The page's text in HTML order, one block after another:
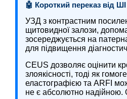
🤖 Короткий переказ від ШІ
УЗД з контрастним
щитовидної залози,
зосереджується на
для підвищення
CEUS дозволяє оцінити
злоякісності, тоді як
еластографією та ARFI
не є абсолютно надійною.